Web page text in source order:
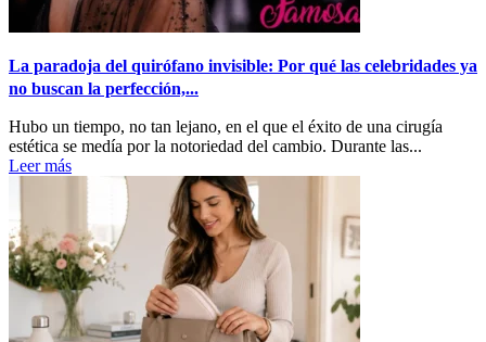
La paradoja del quirófano invisible: Por qué las celebridades ya
no buscan la perfección,...
Hubo un tiempo, no tan lejano, en el que el éxito de una cirugía
estética se medía por la notoriedad del cambio. Durante las...
Leer más